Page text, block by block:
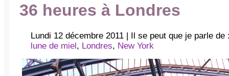
36 heures à Londres
Lundi 12 décembre 2011 | Il se peut que je parle
lune de miel, Londres, New York